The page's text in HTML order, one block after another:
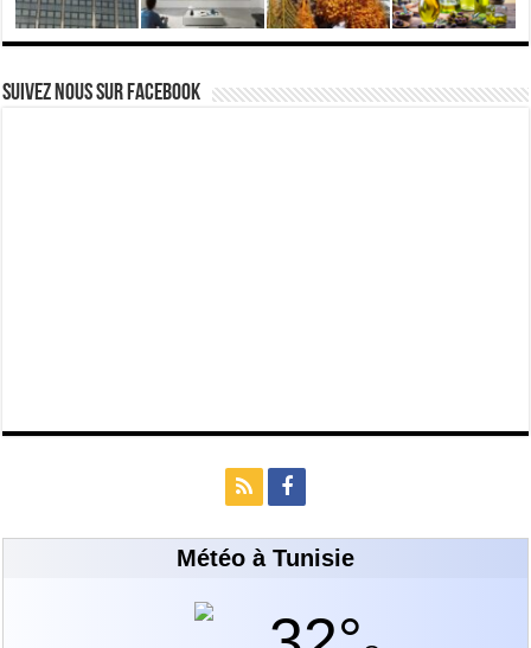
Suivez nous Sur Facebook
Météo à Tunisie